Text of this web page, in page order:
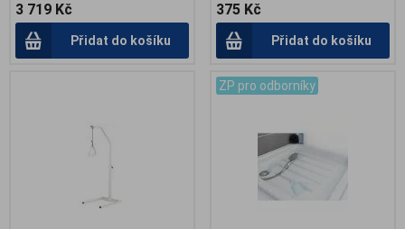
3 719 Kč
Přidat do košíku
375 Kč
Přidat do košíku
ZP pro odborníky